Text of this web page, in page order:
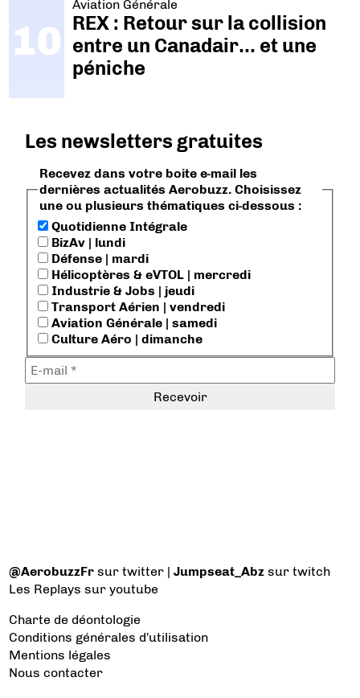
Aviation Générale
REX : Retour sur la collision
entre un Canadair… et une
péniche
Les newsletters gratuites
Recevez dans votre boite e-mail les
dernières actualités Aerobuzz. Choisissez
une ou plusieurs thématiques ci-dessous :
Quotidienne Intégrale
BizAv | lundi
Défense | mardi
Hélicoptères & eVTOL | mercredi
Industrie & Jobs | jeudi
Transport Aérien | vendredi
Aviation Générale | samedi
Culture Aéro | dimanche
@AerobuzzFr sur twitter |Jumpseat_Abz sur twitch
Les Replays sur youtube
Charte de déontologie
Conditions générales d'utilisation
Mentions légales
Nous contacter